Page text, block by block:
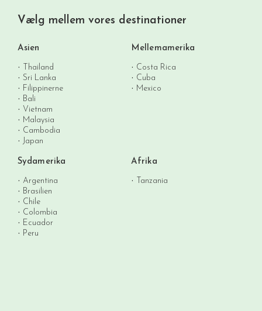
Vælg mellem vores destinationer
Asien
Thailand
Sri Lanka
Filippinerne
Bali
Vietnam
Malaysia
Cambodia
Japan
Mellemamerika
Costa Rica
Cuba
Mexico
Sydamerika
Argentina
Brasilien
Chile
Colombia
Ecuador
Peru
Afrika
Tanzania